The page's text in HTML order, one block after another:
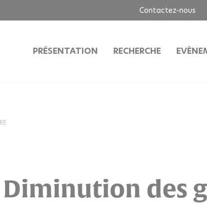
Contactez-nous
PRÉSENTATION
RECHERCHE
Diminution des